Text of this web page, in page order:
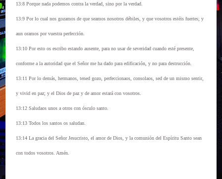
13:8 Porque nada podemos contra la verdad, sino por la verdad.
13:9 Por lo cual nos gozamos de que seamos nosotros débiles, y que vosotros estéis fuertes; y
aun oramos por vuestra perfección.
13:10 Por esto os escribo estando ausente, para no usar de severidad cuando esté presente,
conforme a la autoridad que el Señor me ha dado para edificación, y no para destrucción.
13:11 Por lo demás, hermanos, tened gozo, perfeccionaos, consolaos, sed de un mismo sentir,
y vivid en paz; y el Dios de paz y de amor estará con vosotros.
13:12 Saludaos unos a otros con ósculo santo.
13:13 Todos los santos os saludan.
13:14 La gracia del Señor Jesucristo, el amor de Dios, y la comunión del Espíritu Santo sean
con todos vosotros. Amén.